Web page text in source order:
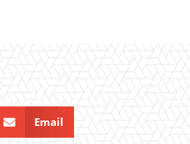
Email